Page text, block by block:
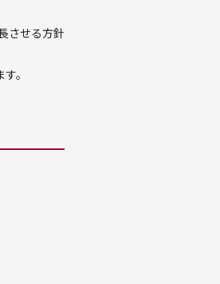
させる方針
。